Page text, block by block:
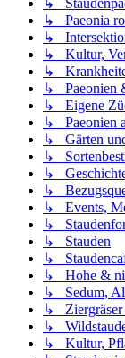
↳ Paeonia
↳
↳ Kultur,
↳
↳ Paeonien
↳ Eigene
↳ Paeonien
↳ Gärten
↳
↳
↳
↳ Events,
↳
↳ Stauden
↳
↳ Hohe &
↳ Sedum,
↳ Ziergräser
↳
↳ Kultur,